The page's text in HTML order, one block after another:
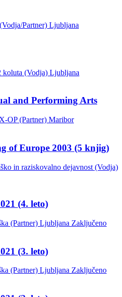
Partner) Ljubljana
koluta (Vodja) Ljubljana
and Performing Arts
OP (Partner) Maribor
of Europe 2003 (5 knjig)
in raziskovalno dejavnost (Vodja)
(4. leto)
(Partner) Ljubljana Zaključeno
(3. leto)
(Partner) Ljubljana Zaključeno